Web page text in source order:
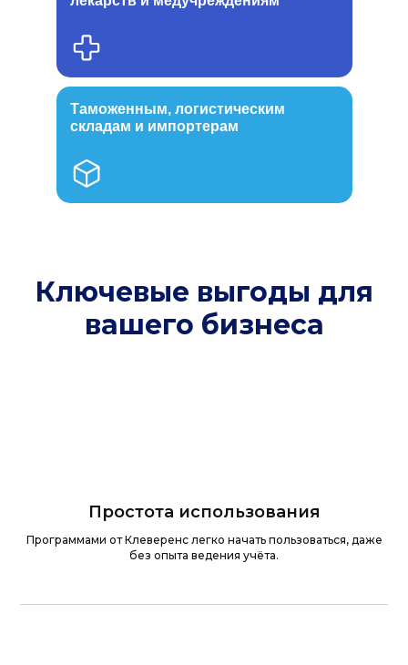
Таможенным, логистическим
складам и импортерам
Ключевые выгоды для
вашего бизнеса
Простота использования
Программами от Клеверенс легко начать пользоваться, даже
без опыта ведения учёта.